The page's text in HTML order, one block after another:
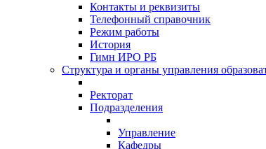
Контакты и реквизиты
Телефонный справочник
Режим работы
История
Гимн ИРО РБ
Структура и органы управления
Ректорат
Подразделения
Управление
Кафедры